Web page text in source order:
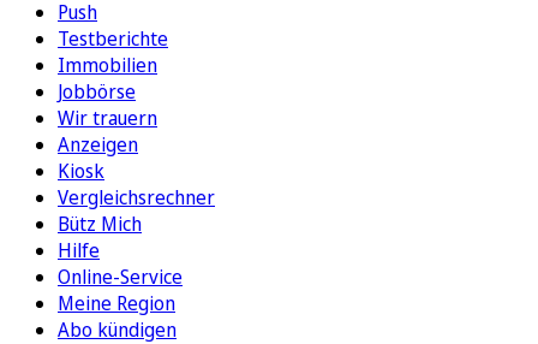
Push
Testberichte
Immobilien
Jobbörse
Wir trauern
Anzeigen
Kiosk
Vergleichsrechner
Bütz Mich
Hilfe
Online-Service
Meine Region
Abo kündigen